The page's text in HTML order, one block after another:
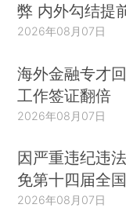
弊 内外勾结提
2026年08月07日
海外金融专才
工作签证翻倍
2026年08月07日
因严重违纪违
免第十四届全
2026年08月07日